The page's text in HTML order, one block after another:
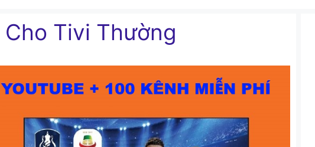
Tivi Thường